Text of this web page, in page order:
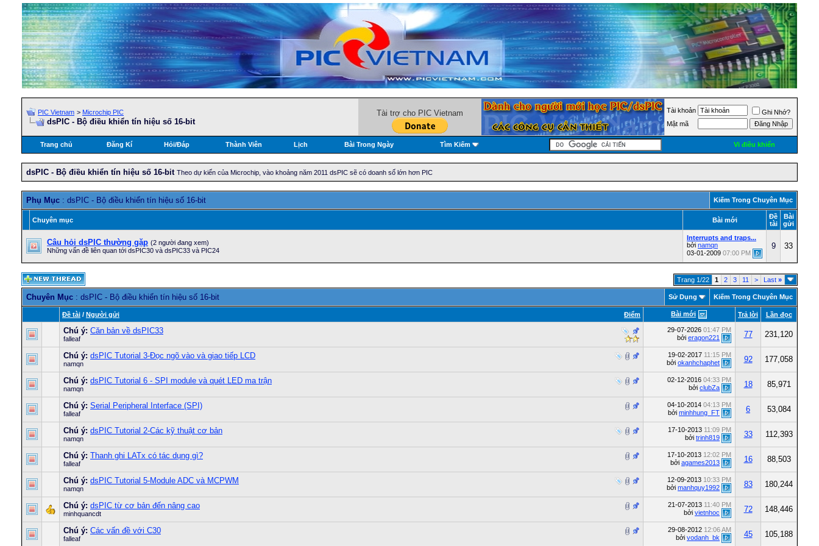
PIC Vietnam > Microchip PIC
dsPIC - Bộ điều khiển tín hiệu số 16-bit
Tài trợ cho PIC Vietnam Tài khoản
Ghi Nhớ?
Mật mã
Trang chủ Đăng Kí Hỏi/Ðáp Thành Viên Lịch Bài Trong Ngày Tìm Kiếm Vi điều khiển
dsPIC - Bộ điều khiển tín hiệu số 16-bit Theo dự kiến của Microchip, vào khoảng năm 2011 dsPIC sẽ có doanh số lớn hơn PIC
Phụ Mục : dsPIC - Bộ điều khiển tín hiệu số 16-bit Kiếm Trong Chuyên Mục
Chuyên mục Bài mới
Ðề
tài
Bài
gửi
Câu hỏi dsPIC thường gặp (2 người đang xem)
Những vấn đề liên quan tới dsPIC30 và dsPIC33 và PIC24
Interrupts and traps...
bởi namqn
03-01-2009 07:00 PM
9 33
Trang 1/22 1 2 3 11 > Last »
Chuyên Mục : dsPIC - Bộ điều khiển tín hiệu số 16-bit Sử Dụng Kiếm Trong Chuyên Mục
Ðiểm
Ðề tài / Người gửi Bài mới Trả lời Lần đọc
Chú ý: Căn bản về dsPIC33
falleaf
29-07-2026 01:47 PM
bởi eragon221 77 231,120
Chú ý: dsPIC Tutorial 3-Đọc ngõ vào và giao tiếp LCD
namqn
19-02-2017 11:15 PM
bởi okanhchaphet 92 177,058
Chú ý: dsPIC Tutorial 6 - SPI module và quét LED ma trận
namqn
02-12-2016 04:33 PM
bởi clubZa 18 85,971
Chú ý: Serial Peripheral Interface (SPI)
falleaf
04-10-2014 04:13 PM
bởi minhhung_FT 6 53,084
Chú ý: dsPIC Tutorial 2-Các kỹ thuật cơ bản
namqn
17-10-2013 11:09 PM
bởi trinh819 33 112,393
Chú ý: Thanh ghi LATx có tác dụng gì?
falleaf
17-10-2013 12:02 PM
bởi agames2013 16 88,503
Chú ý: dsPIC Tutorial 5-Module ADC và MCPWM
namqn
12-09-2013 10:33 PM
bởi manhquy1992 83 180,244
Chú ý: dsPIC từ cơ bản đến nâng cao
minhquancdt
21-07-2013 11:40 PM
bởi vietnhoc 72 148,446
Chú ý: Các vấn đề với C30
falleaf
29-08-2012 12:06 AM
bởi vodanh_bk 45 105,188